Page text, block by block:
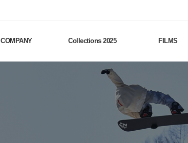
COMPANY Collections 2025 FILMS